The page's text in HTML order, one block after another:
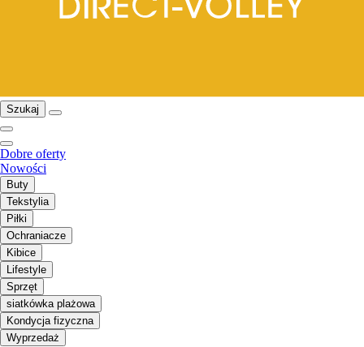
Szukaj
Dobre oferty
Nowości
Buty
Tekstylia
Piłki
Ochraniacze
Kibice
Lifestyle
Sprzęt
siatkówka plażowa
Kondycja fizyczna
Wyprzedaż